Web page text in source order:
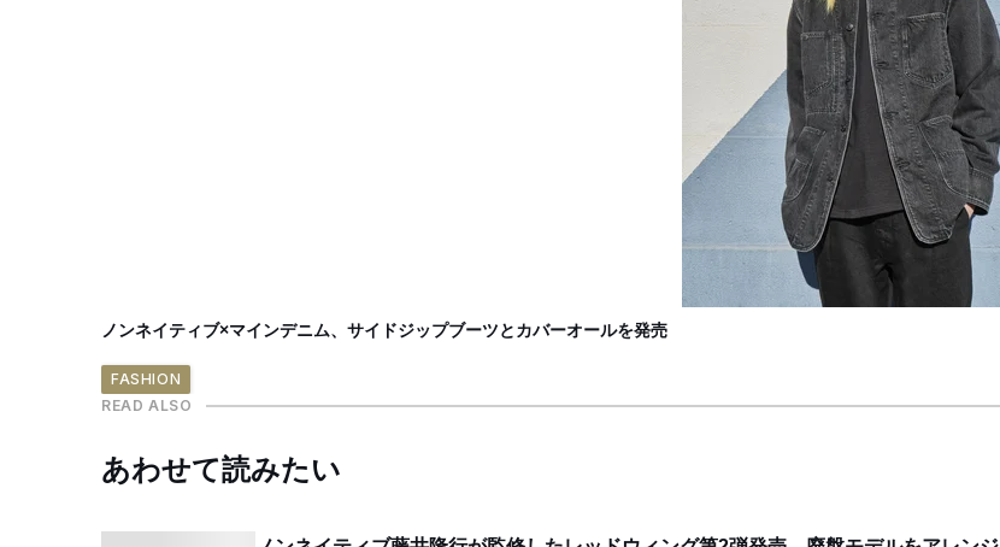
ノンネイティブ×マインデニム、サイドジップブーツとカバーオールを発売
FASHION
READ ALSO
あわせて読みたい